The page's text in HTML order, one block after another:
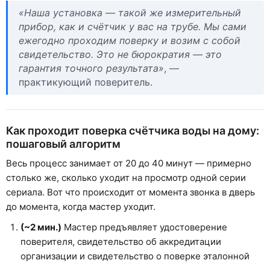
«Наша установка — такой же измерительный
прибор, как и счётчик у вас на трубе. Мы сами
ежегодно проходим поверку и возим с собой
свидетельство. Это не бюрократия — это
гарантия точного результата», —
практикующий поверитель.
Как проходит поверка счётчика воды на дому:
пошаговый алгоритм
Весь процесс занимает от 20 до 40 минут — примерно
столько же, сколько уходит на просмотр одной серии
сериала. Вот что происходит от момента звонка в дверь
до момента, когда мастер уходит.
(~2 мин.) Мастер предъявляет удостоверение
поверителя, свидетельство об аккредитации
организации и свидетельство о поверке эталонной